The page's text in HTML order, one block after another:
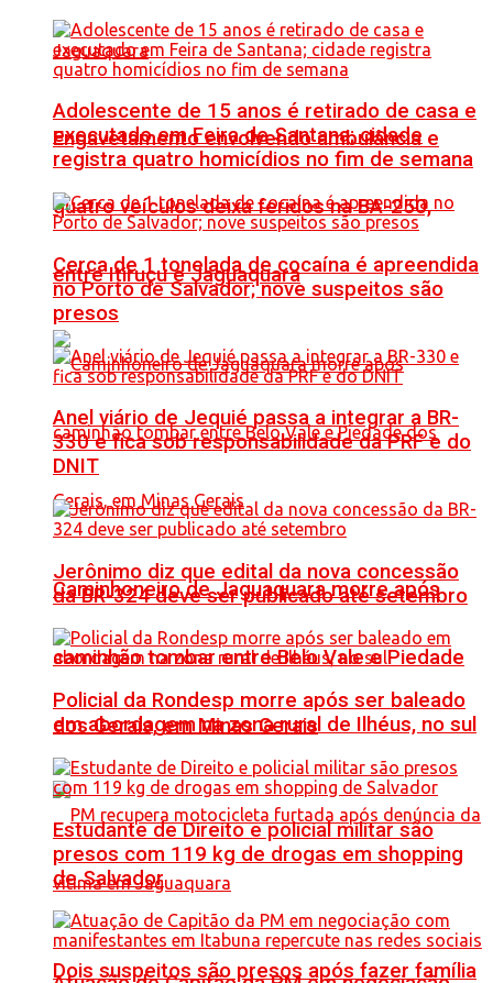
Engavetamento envolvendo ambulância e
quatro veículos deixa feridos na BA-250,
entre Itiruçu e Jaguaquara
Caminhoneiro de Jaguaquara morre após
caminhão tombar entre Belo Vale e Piedade
dos Gerais, em Minas Gerais
Dois suspeitos são presos após fazer família
Adolescente de 15 anos é retirado de casa e
executado em Feira de Santana; cidade
registra quatro homicídios no fim de semana
Cerca de 1 tonelada de cocaína é apreendida
no Porto de Salvador; nove suspeitos são
presos
Anel viário de Jequié passa a integrar a BR-
330 e fica sob responsabilidade da PRF e do
DNIT
Jerônimo diz que edital da nova concessão
da BR-324 deve ser publicado até setembro
Policial da Rondesp morre após ser baleado
em abordagem na zona rural de Ilhéus, no sul
Estudante de Direito e policial militar são
presos com 119 kg de drogas em shopping
de Salvador